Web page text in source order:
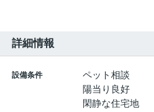
詳細情報
設備条件
ペット相談
陽当り良好
閑静な住宅地